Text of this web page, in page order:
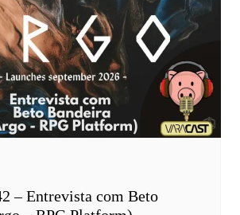
– Entrevista com Beto